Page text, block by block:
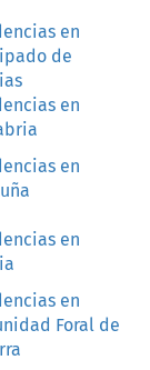
en
de
en
en
en
en
Foral de